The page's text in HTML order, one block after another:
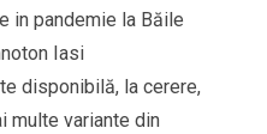
in pandemie la Băile
Iasi
disponibilă, la cerere,
multe variante din